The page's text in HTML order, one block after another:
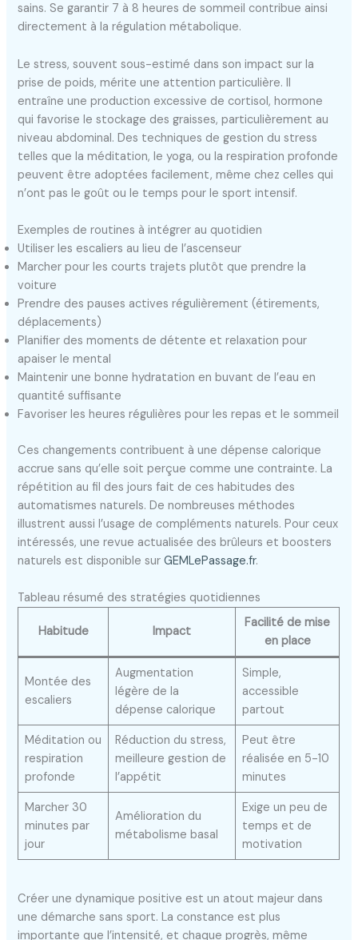
sains. Se garantir 7 à 8 heures de sommeil contribue ainsi
directement à la régulation métabolique.
Le stress, souvent sous-estimé dans son impact sur la
prise de poids, mérite une attention particulière. Il
entraîne une production excessive de cortisol, hormone
qui favorise le stockage des graisses, particulièrement au
niveau abdominal. Des techniques de gestion du stress
telles que la méditation, le yoga, ou la respiration profonde
peuvent être adoptées facilement, même chez celles qui
n’ont pas le goût ou le temps pour le sport intensif.
Exemples de routines à intégrer au quotidien
Utiliser les escaliers au lieu de l’ascenseur
Marcher pour les courts trajets plutôt que prendre la
voiture
Prendre des pauses actives régulièrement (étirements,
déplacements)
Planifier des moments de détente et relaxation pour
apaiser le mental
Maintenir une bonne hydratation en buvant de l’eau en
quantité suffisante
Favoriser les heures régulières pour les repas et le sommeil
Ces changements contribuent à une dépense calorique
accrue sans qu’elle soit perçue comme une contrainte. La
répétition au fil des jours fait de ces habitudes des
automatismes naturels. De nombreuses méthodes
illustrent aussi l’usage de compléments naturels. Pour ceux
intéressés, une revue actualisée des brûleurs et boosters
naturels est disponible surGEMLePassage.fr.
Tableau résumé des stratégies quotidiennes
Habitude Impact
Facilité de mise
en place
Montée des
escaliers
Augmentation
légère de la
dépense calorique
Simple,
accessible
partout
Méditation ou
respiration
profonde
Réduction du stress,
meilleure gestion de
l’appétit
Peut être
réalisée en 5-10
minutes
Marcher 30
minutes par
jour
Amélioration du
métabolisme basal
Exige un peu de
temps et de
motivation
Créer une dynamique positive est un atout majeur dans
une démarche sans sport. La constance est plus
importante que l’intensité, et chaque progrès, même